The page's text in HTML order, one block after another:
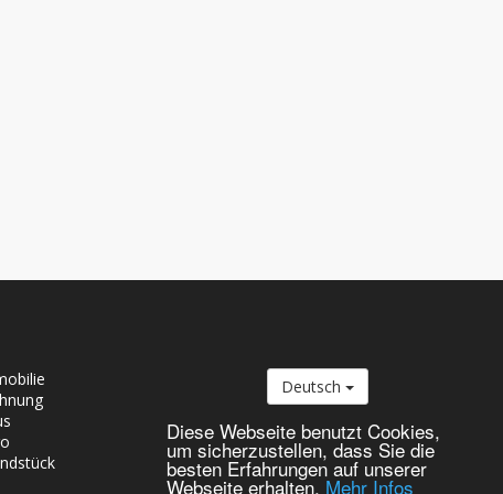
Diese Webseite benutzt Cookies,
um sicherzustellen, dass Sie die
besten Erfahrungen auf unserer
Webseite erhalten. Mehr Infos
Deutsch